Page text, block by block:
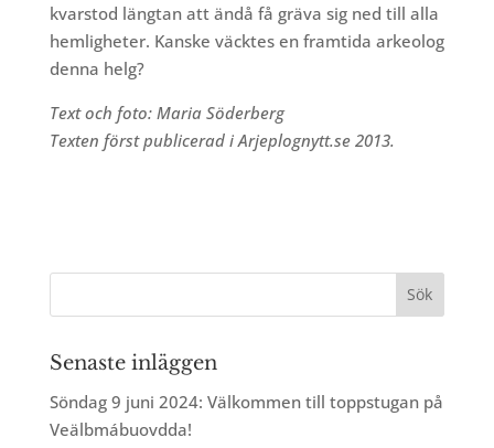
kvarstod längtan att ändå få gräva sig ned till alla
hemligheter. Kanske väcktes en framtida arkeolog
denna helg?
Text och foto: Maria Söderberg
Texten först publicerad i Arjeplognytt.se 2013.
Senaste inläggen
Söndag 9 juni 2024: Välkommen till toppstugan på
Veälbmábuovdda!